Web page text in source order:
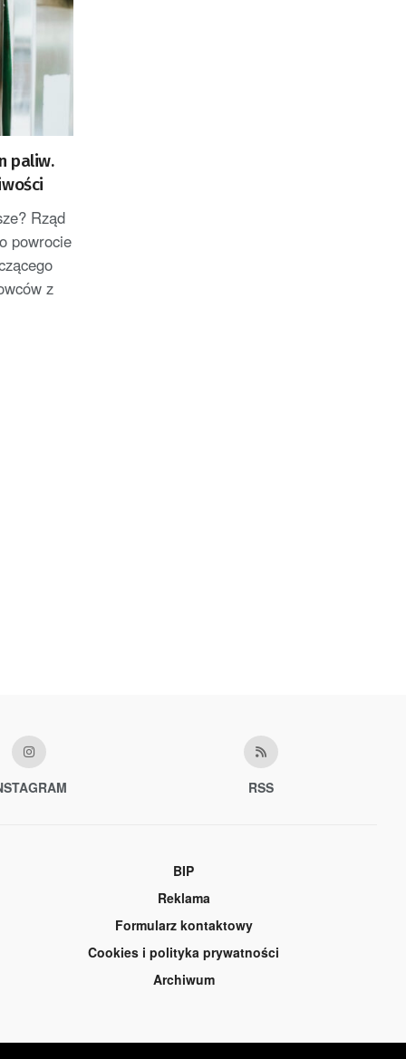
paliw.
Rząd
powrocie
z
RSS
BIP
Reklama
Formularz kontaktowy
Cookies i polityka prywatności
Archiwum